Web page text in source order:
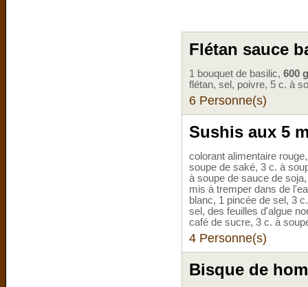
Flétan sauce
1 bouquet de basilic, 600
flétan, sel, poivre, 5 c. à
6 Personne(s)
Sushis aux 5
colorant alimentaire
soupe de saké, 3 c. à
à soupe de sauce de
mis à tremper dans de
blanc, 1 pincée de sel, 3
sel, des feuilles d'algue
café de sucre, 3 c. à
4 Personne(s)
Bisque de